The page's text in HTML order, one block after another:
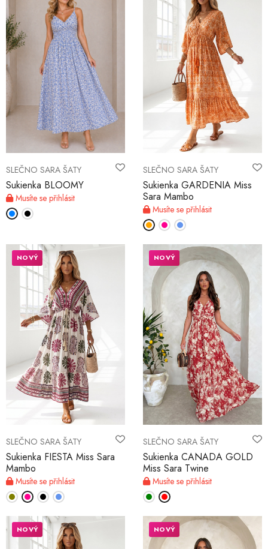
SLEČNO SARA ŠATY
Sukienka BLOOMY
Musíte se přihlásit
SLEČNO SARA ŠATY
Sukienka GARDENIA Miss
Sara Mambo
Musíte se přihlásit
SLEČNO SARA ŠATY
Sukienka FIESTA Miss Sara
Mambo
Musíte se přihlásit
NOVÝ
SLEČNO SARA ŠATY
Sukienka CANADA GOLD
Miss Sara Twine
Musíte se přihlásit
NOVÝ
NOVÝ NOVÝ